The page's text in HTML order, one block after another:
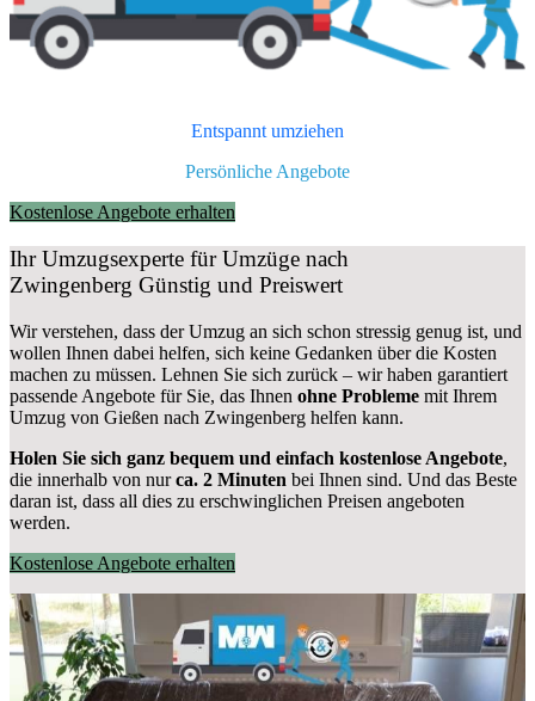
Entspannt umziehen
Persönliche Angebote
Kostenlose Angebote erhalten
Ihr Umzugsexperte für Umzüge nach
Zwingenberg Günstig und Preiswert
Wir verstehen, dass der Umzug an sich schon stressig genug ist, und
wollen Ihnen dabei helfen, sich keine Gedanken über die Kosten
machen zu müssen. Lehnen Sie sich zurück – wir haben garantiert
passende Angebote für Sie, das Ihnen ohne Probleme mit Ihrem
Umzug von Gießen nach Zwingenberg helfen kann.
Holen Sie sich ganz bequem und einfach kostenlose Angebote,
die innerhalb von nurca. 2 Minuten bei Ihnen sind. Und das Beste
daran ist, dass all dies zu erschwinglichen Preisen angeboten
werden.
Kostenlose Angebote erhalten